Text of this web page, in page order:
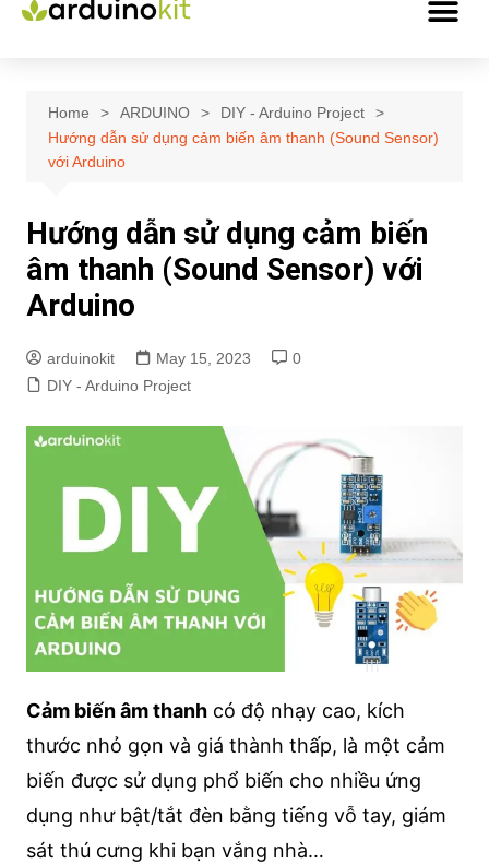
Home ARDUINO
DIY - Arduino Project
Hướng dẫn sử dụng cảm biến âm thanh (Sound Sensor)
với Arduino
Hướng dẫn sử dụng cảm biến
âm thanh (Sound Sensor) với
Arduino
arduinokit May 15, 2023
0
DIY - Arduino Project
Cảm biến âm thanhcó độ nhạy cao, kích
thước nhỏ gọn và giá thành thấp, là một cảm
biến được sử dụng phổ biến cho nhiều ứng
dụng như bật/tắt đèn bằng tiếng vỗ tay, giám
sát thú cưng khi bạn vắng nhà…